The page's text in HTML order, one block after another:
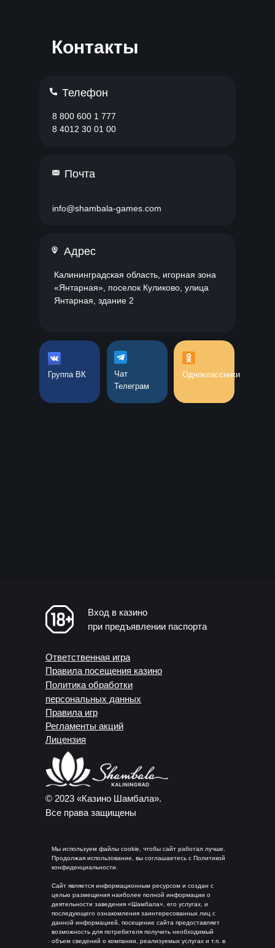
Контакты
Телефон
8 800 600 1 777
8 4012 30 01 00
Почта
info@shambala-games.com
Адрес
Калининградская область, игорная зона
«Янтарная», поселок Куликово, улица
Янтарная, здание 2
Группа ВК
Чат
Телеграм
Одноклассники
Вход в казино
при предъявлении паспорта
Правила посещения казино
Политика обработки
персональных данных
Ответственная игра
© 2023 «Казино Шамбала».
Все права защищены
Лицензия
Регламенты акций
Правила игр
Мы используем файлы cookie, чтобы сайт работал лучше.
Продолжая использование, вы соглашаетесь с Политикой
конфиденциальности.
Сайт является информационным ресурсом и создан с
целью размещения наиболее полной информации о
деятельности заведения «Шамбала», его услугах, и
последующего ознакомления заинтересованных лиц с
данной информацией, посещение сайта предоставляет
возможность для потребителя получить необходимый
объем сведений о компании, реализуемых услугах и т.п. в